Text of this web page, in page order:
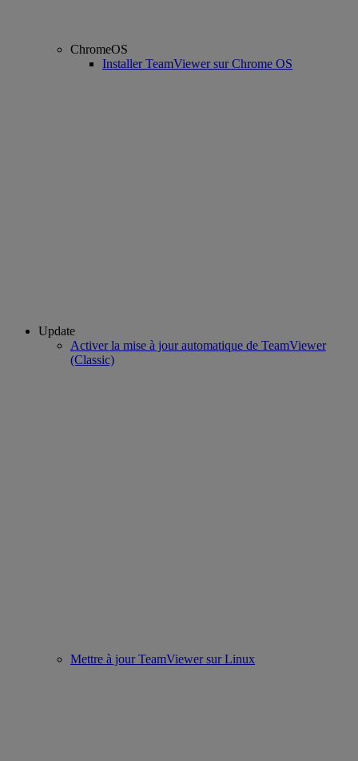
ChromeOS
Installer TeamViewer sur Chrome OS
Update
Activer la mise à jour automatique de TeamViewer
(Classic)
Mettre à jour TeamViewer sur Linux